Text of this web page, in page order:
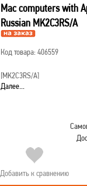
Mac computers with
Russian MK2C3RS/A
Код товара: 406559
[MK2C3RS/A]
Далее...
Добавить к сравнению